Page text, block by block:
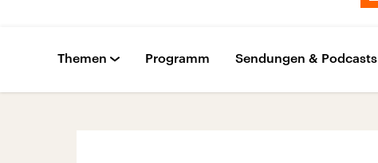
Themen Programm Sendungen & Podcasts